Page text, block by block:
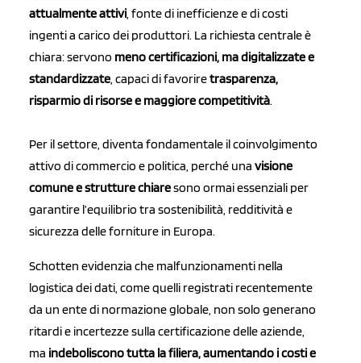
attualmente attivi , fonte di inefficienze e di costi
ingenti a carico dei produttori. La richiesta centrale è
chiara: servono meno certificazioni, ma digitalizzate e
standardizzate , capaci di favoriretrasparenza,
risparmio di risorse e maggiore competitività.
Per il settore, diventa fondamentale il coinvolgimento
attivo di commercio e politica, perché una visione
comune e strutture chiaresono ormai essenziali per
garantire l’equilibrio tra sostenibilità, redditività e
sicurezza delle forniture in Europa.
Schotten evidenzia che malfunzionamenti nella
logistica dei dati, come quelli registrati recentemente
da un ente di normazione globale, non solo generano
ritardi e incertezze sulla certificazione delle aziende,
ma indeboliscono tutta la filiera, aumentando i costi e